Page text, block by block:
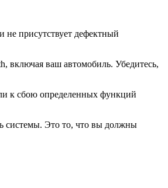
не присутствует дефектный
включая ваш автомобиль. Убедитесь,
к сбою определенных функций
системы. Это то, что вы должны